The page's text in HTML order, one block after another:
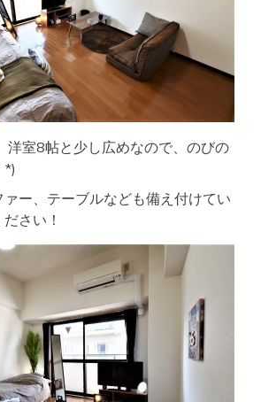
洋室8帖と少し広めなので、のびの
*)
ー、テーブルなども備え付けてい
さい！